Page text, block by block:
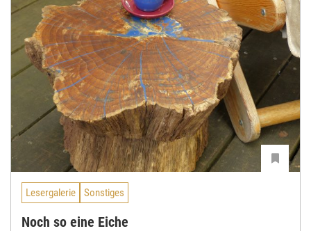
Lesergalerie Sonstiges
Noch so eine Eiche